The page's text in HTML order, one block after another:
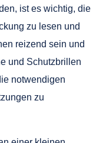
ist es wichtig, die
zu lesen und
reizend sein und
und Schutzbrillen
notwendigen
zu